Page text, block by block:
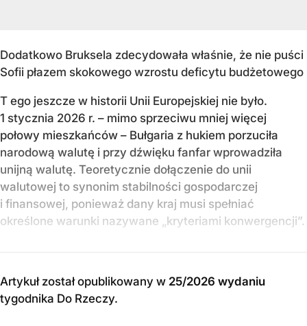
Dodatkowo Bruksela zdecydowała właśnie, że nie puści
Sofii płazem skokowego wzrostu deficytu budżetowego
T ego jeszcze w historii Unii Europejskiej nie było.
1 stycznia 2026 r. – mimo sprzeciwu mniej więcej
połowy mieszkańców – Bułgaria z hukiem porzuciła
narodową walutę i przy dźwięku fanfar wprowadziła
unijną walutę. Teoretycznie dołączenie do unii
walutowej to synonim stabilności gospodarczej
i finansowej, ponieważ dany kraj musi spełniać
określone warunki nazywane „kryteriami konwergencji”.
Artykuł został opublikowany w 25/2026 wydaniu
tygodnika Do Rzeczy.